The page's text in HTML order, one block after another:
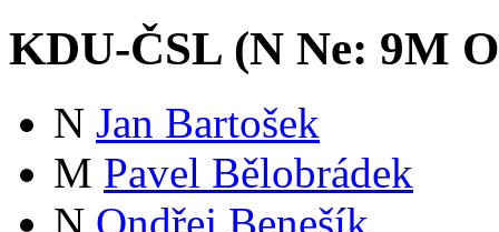
KDU-ČSL (N Ne: 9M
N Jan Bartošek
M Pavel Bělobrádek